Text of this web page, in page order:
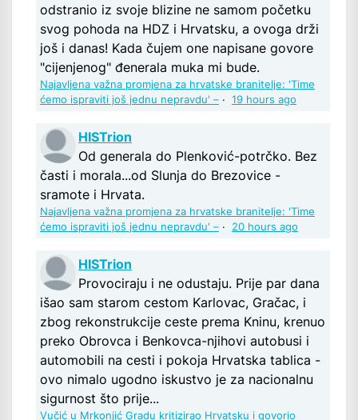
odstranio iz svoje blizine ne samom početku
svog pohoda na HDZ i Hrvatsku, a ovoga drži
još i danas! Kada čujem one napisane govore
"cijenjenog" đenerala muka mi bude.
Najavljena važna promjena za hrvatske branitelje: 'Time
ćemo ispraviti još jednu nepravdu' – · 19 hours ago
HISTrion
Od generala do Plenković-potrčko. Bez
časti i morala...od Slunja do Brezovice -
sramote i Hrvata.
Najavljena važna promjena za hrvatske branitelje: 'Time
ćemo ispraviti još jednu nepravdu' – · 20 hours ago
HISTrion
Provociraju i ne odustaju. Prije par dana
išao sam starom cestom Karlovac, Gračac, i
zbog rekonstrukcije ceste prema Kninu, krenuo
preko Obrovca i Benkovca-njihovi autobusi i
automobili na cesti i pokoja Hrvatska tablica -
ovo nimalo ugodno iskustvo je za nacionalnu
sigurnost što prije...
Vučić u Mrkonjić Gradu kritizirao Hrvatsku i govorio